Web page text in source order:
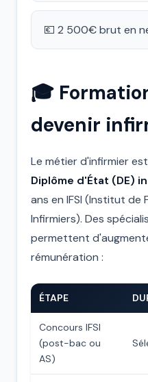
💶 2 500€ brut en
🎓
devenir
Le métier d'infirmier
Diplôme d'État (DE)
ans en IFSI (Institut de
Infirmiers). Des
permettent
rémunération :
ÉTAPE
Concours IFSI
(post-bac ou
AS)